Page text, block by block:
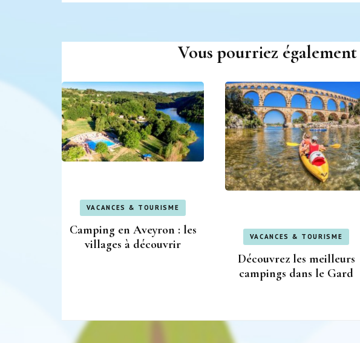
Vous pourriez
VACANCES & TOURISME
Camping en Aveyron : les
villages à découvrir
VACANCES & TOURISME
Découvrez les meilleurs
campings dans le Gard